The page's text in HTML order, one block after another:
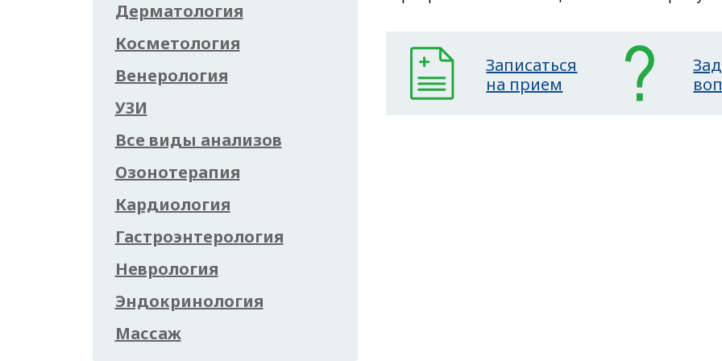
Записаться
на прием
Дерматология
Косметология
Венерология
УЗИ
Все виды анализов
Озонотерапия
Кардиология
Гастроэнтерология
Неврология
Эндокринология
Массаж